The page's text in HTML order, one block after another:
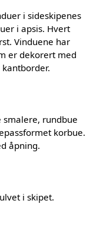
i sideskipenes
i apsis. Hvert
Vinduene har
er dekorert med
smalere, rundbue
korbue.
åpning.
i skipet.